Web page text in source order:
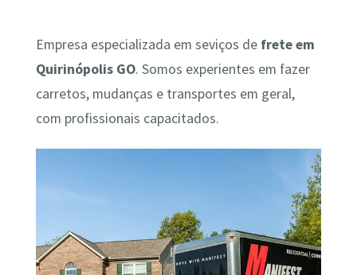
Empresa especializada em seviços de frete em
Quirinópolis GO. Somos experientes em fazer
carretos, mudanças e transportes em geral,
com profissionais capacitados.